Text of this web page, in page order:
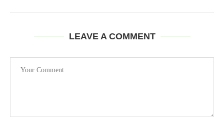
LEAVE A COMMENT